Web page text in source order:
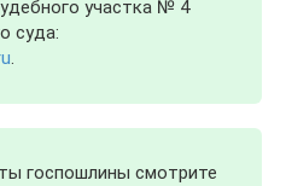
участка № 4
суда:
.
госпошлины смотрите